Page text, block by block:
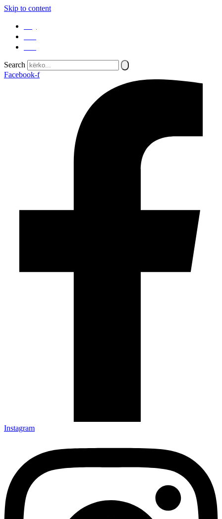
Skip to content
Search
Facebook-f
Instagram